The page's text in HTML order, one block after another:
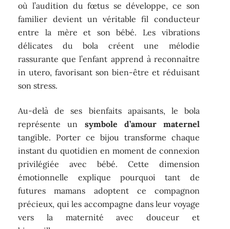
où l’audition du fœtus se développe, ce son
familier devient un véritable fil conducteur
entre la mère et son bébé. Les vibrations
délicates du bola créent une mélodie
rassurante que l’enfant apprend à reconnaître
in utero, favorisant son bien-être et réduisant
son stress.
Au-delà de ses bienfaits apaisants, le bola
représente un symbole d’amour maternel
tangible. Porter ce bijou transforme chaque
instant du quotidien en moment de connexion
privilégiée avec bébé. Cette dimension
émotionnelle explique pourquoi tant de
futures mamans adoptent ce compagnon
précieux, qui les accompagne dans leur voyage
vers la maternité avec douceur et